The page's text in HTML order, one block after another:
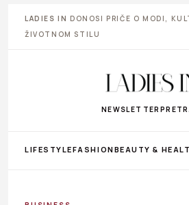
LADIES IN DONOSI PRIČE O MODI,
ŽIVOTNOM STILU
NEWSLETTER
LIFESTYLEFASHIONBEAUTY &